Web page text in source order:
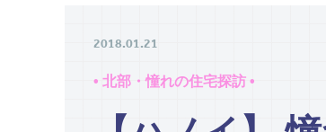
2018.01.21
• 北部・憧れの住宅探訪 •